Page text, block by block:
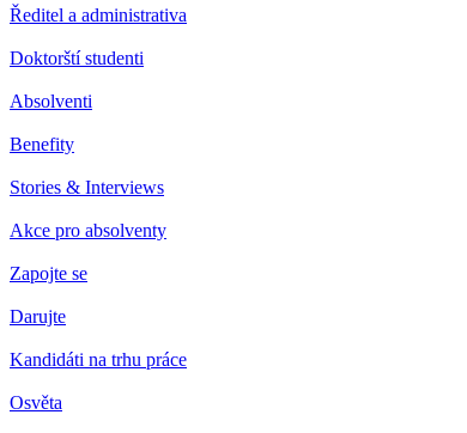
Ředitel a administrativa
Doktorští studenti
Absolventi
Benefity
Stories & Interviews
Akce pro absolventy
Zapojte se
Darujte
Kandidáti na trhu práce
Osvěta